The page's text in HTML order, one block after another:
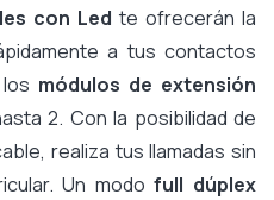
con Led te ofrecerán la
a tus contactos
módulos de extensión
2. Con la posibilidad de
realiza tus llamadas sin
Un modofull dúplex